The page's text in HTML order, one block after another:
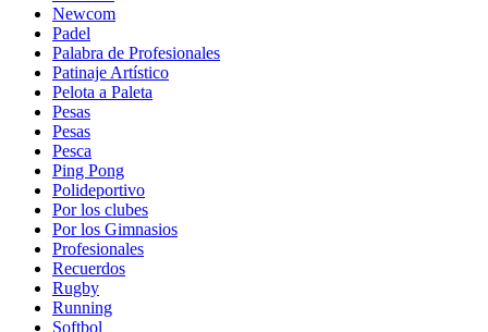
Newcom
Padel
Palabra de Profesionales
Patinaje Artístico
Pelota a Paleta
Pesas
Pesas
Pesca
Ping Pong
Polideportivo
Por los clubes
Por los Gimnasios
Profesionales
Recuerdos
Rugby
Running
Softbol